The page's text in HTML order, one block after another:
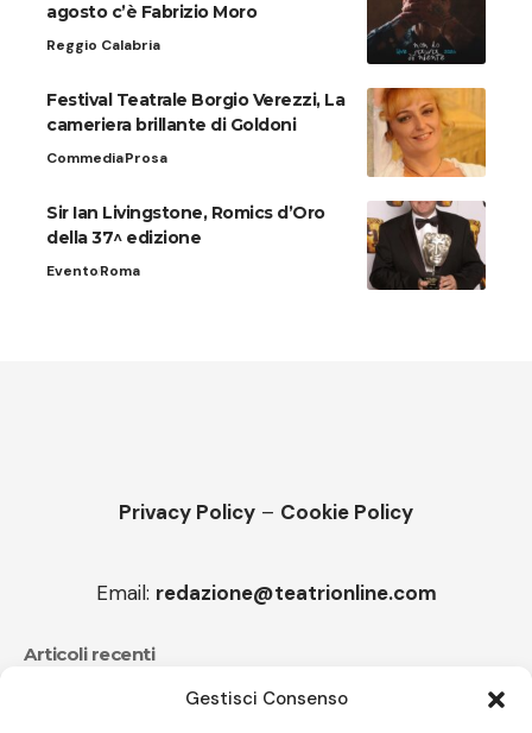
Gestisci Consenso
agosto c’è Fabrizio Moro
Reggio Calabria
Festival Teatrale Borgio Verezzi, La
cameriera brillante di Goldoni
CommediaProsa
Sir Ian Livingstone, Romics d’Oro
della 37^ edizione
EventoRoma
Privacy Policy – Cookie Policy
Email: redazione@teatrionline.com
Articoli recenti
“Color fest” torna in Calabria